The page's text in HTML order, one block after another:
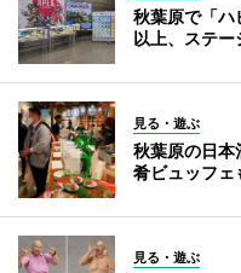
秋葉原で「
以上、ステー
見る・遊ぶ
秋葉原の日
肴ビュッフェ
見る・遊ぶ